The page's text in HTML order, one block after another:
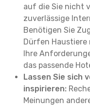
auf die Sie nicht
zuverlässige
Benötigen Sie
Dürfen Haustiere
Ihre
das passende
Lassen Sie sich
inspirieren:
Meinungen